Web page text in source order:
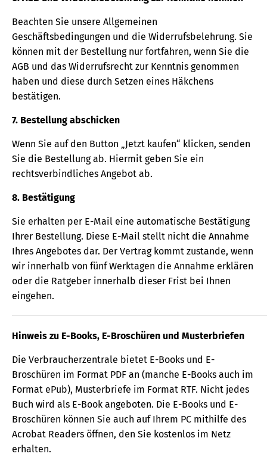
Beachten Sie unsere Allgemeinen
Geschäftsbedingungen und die Widerrufsbelehrung. Sie
können mit der Bestellung nur fortfahren, wenn Sie die
AGB und das Widerrufsrecht zur Kenntnis genommen
haben und diese durch Setzen eines Häkchens
bestätigen.
7. Bestellung abschicken
Wenn Sie auf den Button „Jetzt kaufen“ klicken, senden
Sie die Bestellung ab. Hiermit geben Sie ein
rechtsverbindliches Angebot ab.
8. Bestätigung
Sie erhalten per E-Mail eine automatische Bestätigung
Ihrer Bestellung. Diese E-Mail stellt nicht die Annahme
Ihres Angebotes dar. Der Vertrag kommt zustande, wenn
wir innerhalb von fünf Werktagen die Annahme erklären
oder die Ratgeber innerhalb dieser Frist bei Ihnen
eingehen.
Hinweis zu E-Books, E-Broschüren und Musterbriefen
Die Verbraucherzentrale bietet E-Books und E-
Broschüren im Format PDF an (manche E-Books auch im
Format ePub), Musterbriefe im Format RTF. Nicht jedes
Buch wird als E-Book angeboten. Die E-Books und E-
Broschüren können Sie auch auf Ihrem PC mithilfe des
Acrobat Readers öffnen, den Sie kostenlos im Netz
erhalten.